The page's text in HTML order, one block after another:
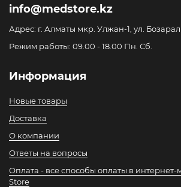
info@medstore.kz
Адрес: г. Алматы мкр. Улжан-1, ул.
Режим работы: 09.00 - 18.00 Пн. Сб.
Информация
Новые товары
Доставка
О компании
Ответы на вопросы
Оплата - все способы оплаты в интернет-
Store